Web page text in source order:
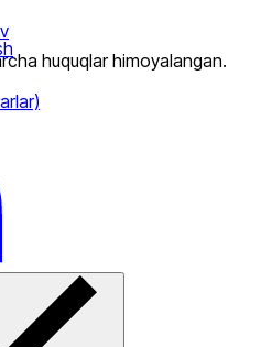
huquqlar himoyalangan.